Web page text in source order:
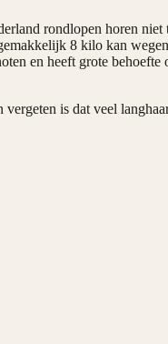
rondlopen horen
8 kilo kan
en heeft grote
is dat veel